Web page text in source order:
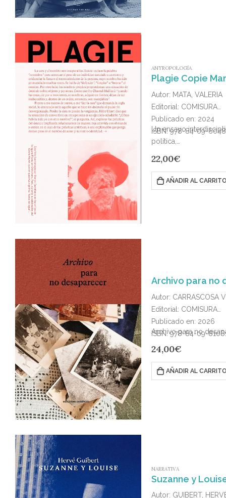
ANTROPOLOGÍA
Plagie Copie
Autor: MATA, VALERIA
Editorial: COMISURA
Publicado en: 2024
ISBN: 978-84-09-
Un ensayo
política,…
22,00€
AÑADIR AL CARRITO
Archivo para no
Autor: CARRASCOSA
Editorial: COMISURA
Publicado en: 2026
ISBN: 978-84-09-
Archivo para no
24,00€
AÑADIR AL CARRITO
NARRATIVA
Suzanne y
Autor: GUIBERT,